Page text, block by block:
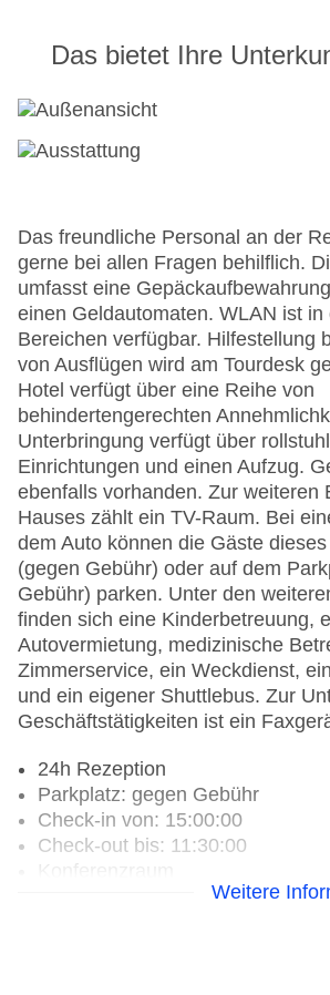
Das bietet Ihre
Das freundliche Personal an der
gerne bei allen Fragen behilflich.
umfasst eine
einen Geldautomaten. WLAN ist in
Bereichen verfügbar. Hilfestellung
von Ausflügen wird am Tourdesk
Hotel verfügt über eine Reihe von
behindertengerechten
Unterbringung verfügt über
Einrichtungen und einen Aufzug.
ebenfalls vorhanden. Zur weiteren
Hauses zählt ein TV-Raum. Bei
dem Auto können die Gäste
(gegen Gebühr) oder auf dem
Gebühr) parken. Unter den
finden sich eine Kinderbetreuung,
Autovermietung, medizinische
Zimmerservice, ein Weckdienst,
und ein eigener Shuttlebus. Zur
Geschäftstätigkeiten ist ein
24h Rezeption
Parkplatz: gegen Gebühr
Check-in von: 15:00:00
Check-out bis: 11:30:00
Konferenzraum
Garage: gegen GebührWeitere